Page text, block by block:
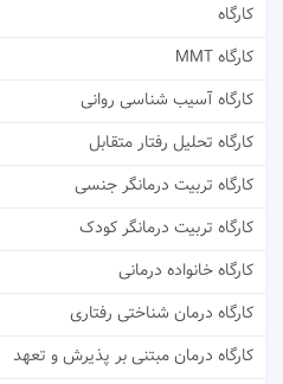
کارگاه
کارگاه MMT
کارگاه آسیب شناسی روانی
کارگاه تحلیل رفتار متقابل
کارگاه تربیت درمانگر جنسی
کارگاه تربیت درمانگر کودک
کارگاه خانواده درمانی
کارگاه درمان شناختی رفتاری
کارگاه درمان مبتنی بر پذیرش و تعهد